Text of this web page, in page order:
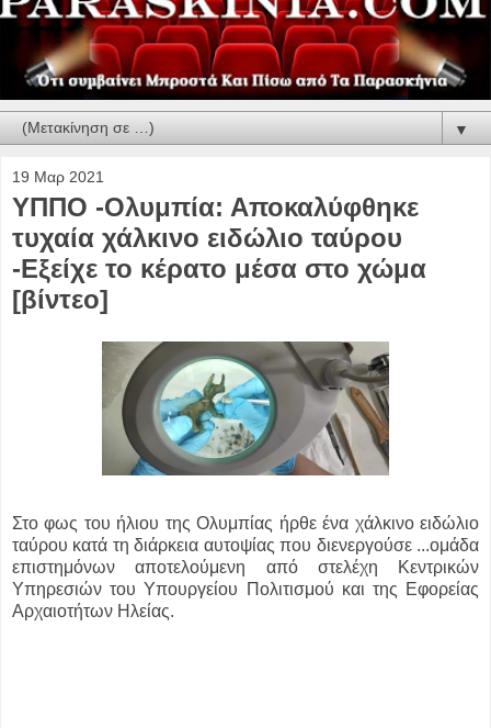
▼
19 Μαρ 2021
ΥΠΠΟ -Ολυμπία: Αποκαλύφθηκε
τυχαία χάλκινο ειδώλιο ταύρου
-Εξείχε το κέρατο μέσα στο χώμα
[βίντεο]
Στο φως του ήλιου της Ολυμπίας ήρθε ένα χάλκινο ειδώλιο
ταύρου κατά τη διάρκεια αυτοψίας που διενεργούσε ...ομάδα
επιστημόνων αποτελούμενη από στελέχη Κεντρικών
Υπηρεσιών του Υπουργείου Πολιτισμού και της Εφορείας
Αρχαιοτήτων Ηλείας.